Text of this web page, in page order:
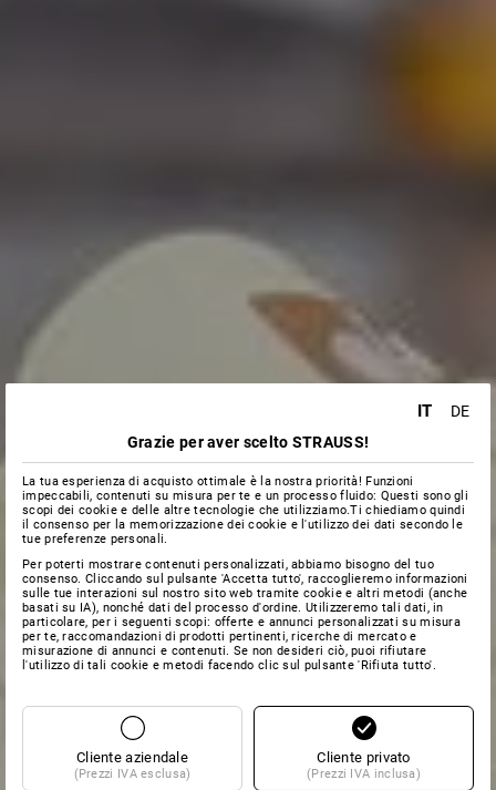
IT
DE
Grazie per aver scelto STRAUSS!
La tua esperienza di acquisto ottimale è la nostra priorità! Funzioni
impeccabili, contenuti su misura per te e un processo fluido: Questi sono gli
scopi dei cookie e delle altre tecnologie che utilizziamo.Ti chiediamo quindi
il consenso per la memorizzazione dei cookie e l'utilizzo dei dati secondo le
tue preferenze personali.
Per poterti mostrare contenuti personalizzati, abbiamo bisogno del tuo
consenso. Cliccando sul pulsante 'Accetta tutto', raccoglieremo informazioni
sulle tue interazioni sul nostro sito web tramite cookie e altri metodi (anche
basati su IA), nonché dati del processo d'ordine. Utilizzeremo tali dati, in
particolare, per i seguenti scopi: offerte e annunci personalizzati su misura
per te, raccomandazioni di prodotti pertinenti, ricerche di mercato e
misurazione di annunci e contenuti. Se non desideri ciò, puoi rifiutare
l'utilizzo di tali cookie e metodi facendo clic sul pulsante 'Rifiuta tutto'.
Cliente aziendale
(Prezzi IVA esclusa)
Cliente privato
(Prezzi IVA inclusa)